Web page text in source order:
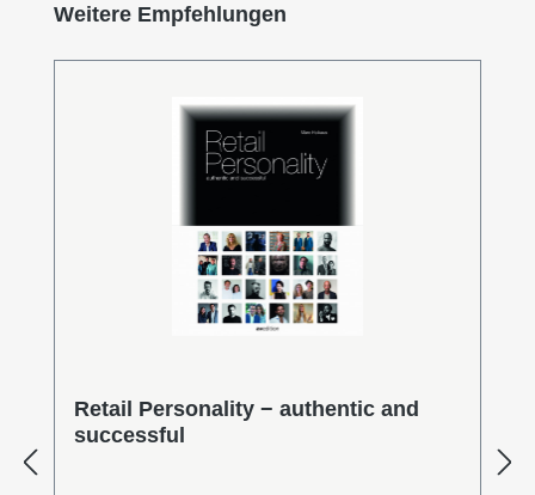
Produktgalerie überspringen
Weitere Empfehlungen
Retail Personality − authentic and
successful